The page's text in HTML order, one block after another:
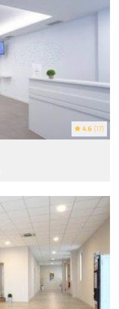
4.6 (17)